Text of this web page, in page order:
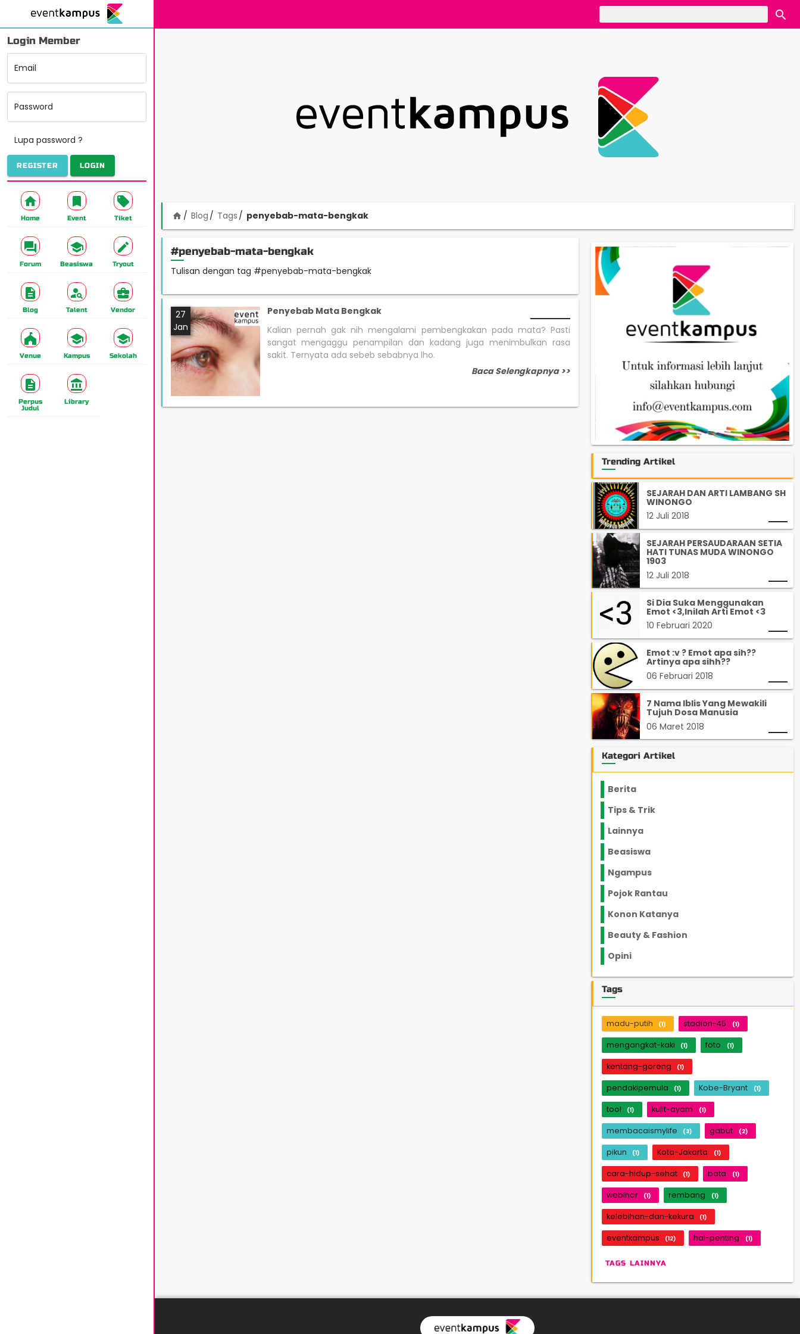
Login Member
Email
Password
Lupa password ?
REGISTER LOGIN
Home Event Tiket
Forum Beasiswa Tryout
Blog Talent Vendor
Venue Kampus Sekolah
Perpus
Judul
Library
home Blog Tags penyebab-mata-bengkak
#penyebab-mata-bengkak
Tulisan dengan tag #penyebab-mata-bengkak
27
Jan
Penyebab Mata Bengkak
Kalian pernah gak nih mengalami pembengkakan pada mata? Pasti
sangat mengaggu penampilan dan kadang juga menimbulkan rasa
sakit. Ternyata ada sebeb sebabnya lho.
Baca Selengkapnya >>
Trending Artikel
SEJARAH DAN ARTI LAMBANG SH
WINONGO
12 Juli 2018
SEJARAH PERSAUDARAAN SETIA
HATI TUNAS MUDA WINONGO
1903
12 Juli 2018
Si Dia Suka Menggunakan
Emot <3,Inilah Arti Emot <3
10 Februari 2020
Emot :v ? Emot apa sih??
Artinya apa sihh??
06 Februari 2018
7 Nama Iblis Yang Mewakili
Tujuh Dosa Manusia
06 Maret 2018
Kategori Artikel
Berita
Tips & Trik
Lainnya
Beasiswa
Ngampus
Pojok Rantau
Konon Katanya
Beauty & Fashion
Opini
Tags
madu-putih (1) stadion-45 (1)
mengangkat-kaki (1) foto (1)
kentang-goreng (1)
pendakipemula (1) Kobe-Bryant (1)
tool (1) kulit-ayam (1)
membacaismylife (3) gabut (2)
pikun (1) Kota-Jakarta (1)
cara-hidup-sehat (1) bata (1)
webinar (1) rembang (1)
kelebihan-dan-kekura (1)
eventkampus (12) hal-penting (1)
TAGS LAINNYA